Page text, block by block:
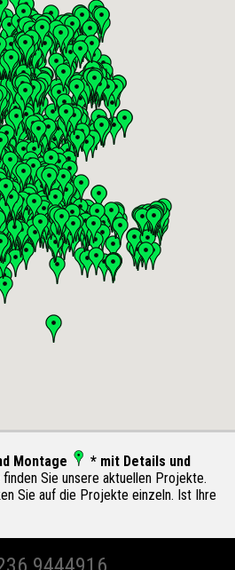
Montage
* mit Details und
Sie unsere aktuellen Projekte.
Sie auf die Projekte einzeln. Ist Ihre